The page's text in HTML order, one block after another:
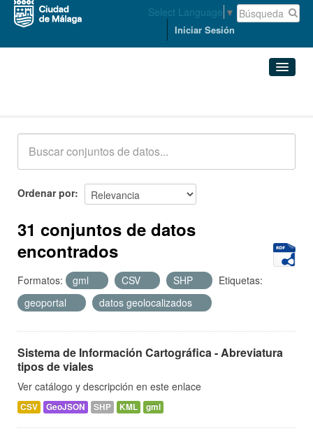
Select Language ▼
Iniciar Sesión
Acerca de
Ordenar por
31 conjuntos de datos
encontrados
Formatos: gml CSV SHP
Etiquetas:
geoportal
datos geolocalizados
Sistema de Información Cartográfica - Abreviatura
tipos de viales
Ver catálogo y descripción en este enlace
CSV GeoJSON SHP KML gml